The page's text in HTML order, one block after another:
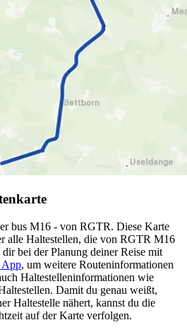
bus M16 - von RGTR. Diese Karte
alle Haltestellen, die von RGTR M16
bei der Planung deiner Reise mit
App, um weitere Routeninformationen
Haltestelleninformationen wie
Damit du genau weißt,
Haltestelle nähert, kannst du die
auf der Karte verfolgen.